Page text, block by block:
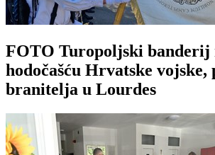
FOTO Turopoljski banderij
hodočašću Hrvatske
branitelja u Lourdes